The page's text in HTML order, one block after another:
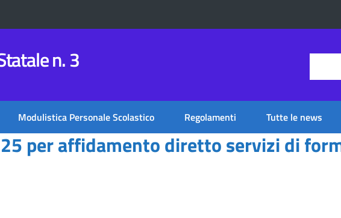
n. 3
Modulistica Personale Scolastico Regolamenti Tutte le news
per affidamento diretto servizi di